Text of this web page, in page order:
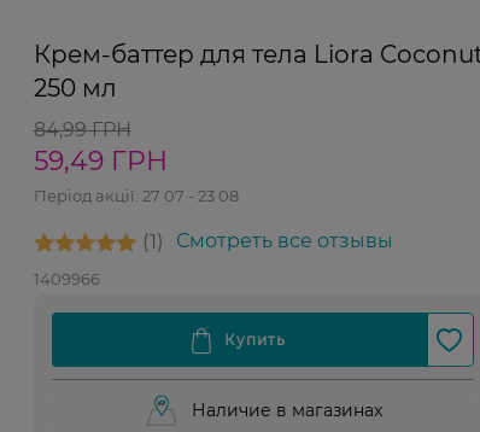
Крем-баттер для тела Liora
250 мл
84,99 ГРН
59,49 ГРН
Період акції: 27 07 - 23 08
1 Смотреть все отзывы
1409966
Наличие в магазинах